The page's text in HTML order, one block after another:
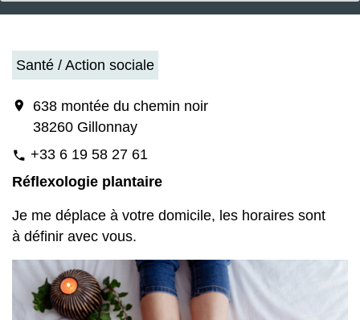
Santé / Action sociale
location_on
638 montée du chemin noir
38260 Gillonnay
phone +33 6 19 58 27 61
Réflexologie plantaire
Je me déplace à votre domicile, les horaires sont
à définir avec vous.